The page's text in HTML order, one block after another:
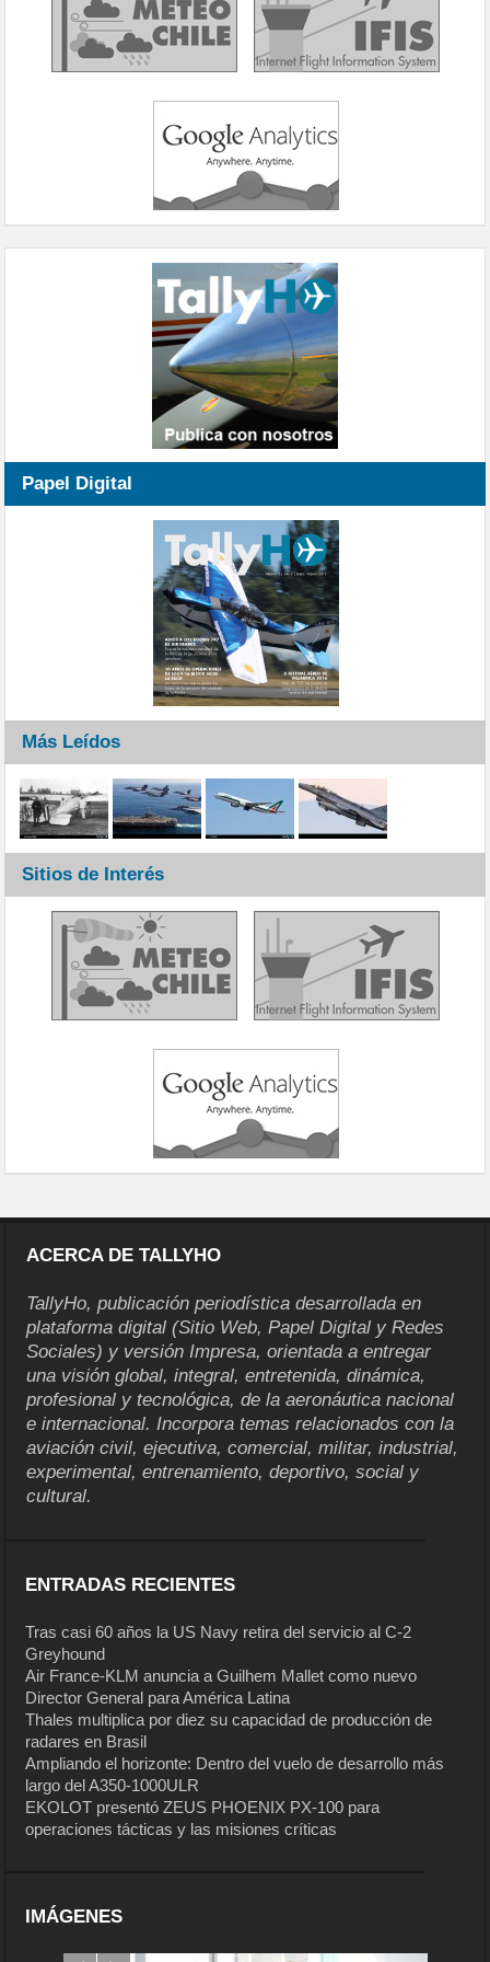
Papel Digital
Más Leídos
Sitios de Interés
ACERCA DE TALLYHO
TallyHo, publicación periodística desarrollada en
plataforma digital (Sitio Web, Papel Digital y Redes
Sociales) y versión Impresa, orientada a entregar
una visión global, integral, entretenida, dinámica,
profesional y tecnológica, de la aeronáutica nacional
e internacional. Incorpora temas relacionados con la
aviación civil, ejecutiva, comercial, militar, industrial,
experimental, entrenamiento, deportivo, social y
cultural.
ENTRADAS RECIENTES
Tras casi 60 años la US Navy retira del servicio al C-2
Greyhound
Air France-KLM anuncia a Guilhem Mallet como nuevo
Director General para América Latina
Thales multiplica por diez su capacidad de producción de
radares en Brasil
Ampliando el horizonte: Dentro del vuelo de desarrollo más
largo del A350-1000ULR
EKOLOT presentó ZEUS PHOENIX PX-100 para
operaciones tácticas y las misiones críticas
IMÁGENES